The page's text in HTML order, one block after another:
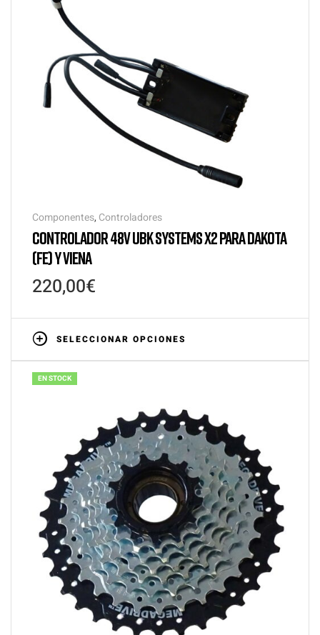
Componentes, Controladores
CONTROLADOR 48V UBK SYSTEMS X2 PARA DAKOTA
(FE) Y VIENA
220,00€
SELECCIONAR OPCIONES
EN STOCK